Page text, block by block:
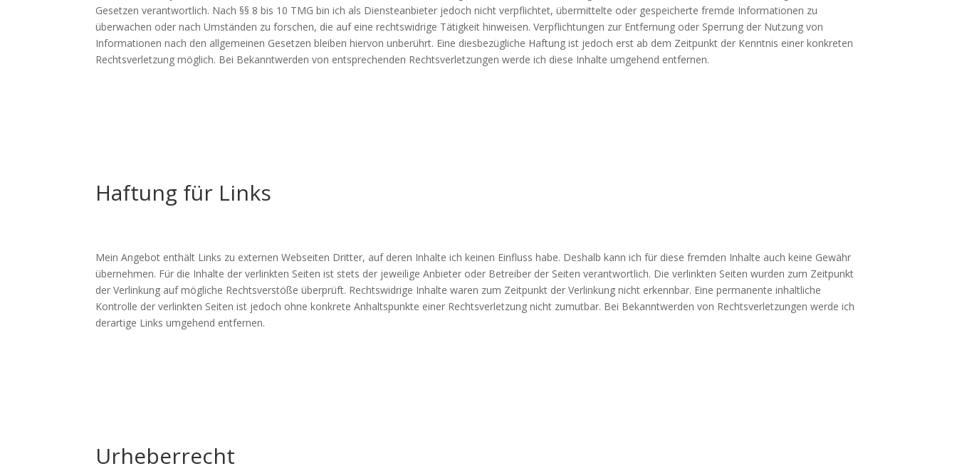
Gesetzen verantwortlich. Nach §§ 8 bis 10 TMG bin ich als Diensteanbieter jedoch nicht verpflichtet, übermittelte oder gespeicherte fremde Informationen zu
überwachen oder nach Umständen zu forschen, die auf eine rechtswidrige Tätigkeit hinweisen. Verpflichtungen zur Entfernung oder Sperrung der Nutzung von
Informationen nach den allgemeinen Gesetzen bleiben hiervon unberührt. Eine diesbezügliche Haftung ist jedoch erst ab dem Zeitpunkt der Kenntnis einer konkreten
Rechtsverletzung möglich. Bei Bekanntwerden von entsprechenden Rechtsverletzungen werde ich diese Inhalte umgehend entfernen.
Haftung für Links
Mein Angebot enthält Links zu externen Webseiten Dritter, auf deren Inhalte ich keinen Einfluss habe. Deshalb kann ich für diese fremden Inhalte auch keine Gewähr
übernehmen. Für die Inhalte der verlinkten Seiten ist stets der jeweilige Anbieter oder Betreiber der Seiten verantwortlich. Die verlinkten Seiten wurden zum Zeitpunkt
der Verlinkung auf mögliche Rechtsverstöße überprüft. Rechtswidrige Inhalte waren zum Zeitpunkt der Verlinkung nicht erkennbar. Eine permanente inhaltliche
Kontrolle der verlinkten Seiten ist jedoch ohne konkrete Anhaltspunkte einer Rechtsverletzung nicht zumutbar. Bei Bekanntwerden von Rechtsverletzungen werde ich
derartige Links umgehend entfernen.
Urheberrecht